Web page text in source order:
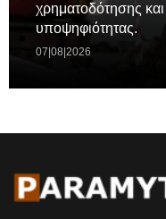
χρηματοδότησης
υποψηφιότητας.
07|08|2026